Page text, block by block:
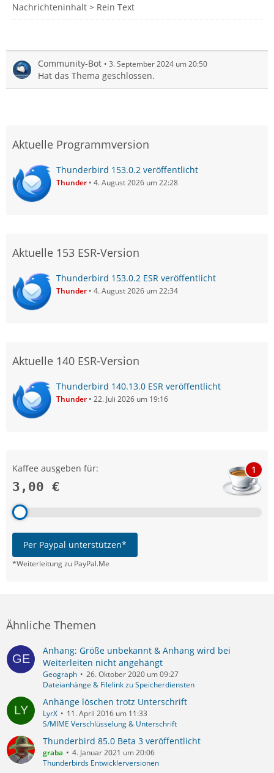
Nachrichteninhalt > Rein Text
Community-Bot 3. September 2024 um 20:50
Hat das Thema geschlossen.
Aktuelle Programmversion
Thunderbird 153.0.2 veröffentlicht
Thunder 4. August 2026 um 22:28
Aktuelle 153 ESR-Version
Thunderbird 153.0.2 ESR veröffentlicht
Thunder 4. August 2026 um 22:34
Aktuelle 140 ESR-Version
Thunderbird 140.13.0 ESR veröffentlicht
Thunder 22. Juli 2026 um 19:16
Kaffee ausgeben für:
3,00 €
1
Per Paypal unterstützen*
*Weiterleitung zu PayPal.Me
Ähnliche Themen
Anhang: Größe unbekannt & Anhang wird bei
Weiterleiten nicht angehängt
Geograph
26. Oktober 2020 um 09:27
Dateianhänge & Filelink zu Speicherdiensten
Anhänge löschen trotz Unterschrift
LyrX
11. April 2016 um 11:33
S/MIME Verschlüsselung & Unterschrift
Thunderbird 85.0 Beta 3 veröffentlicht
graba
4. Januar 2021 um 20:06
Thunderbirds Entwicklerversionen